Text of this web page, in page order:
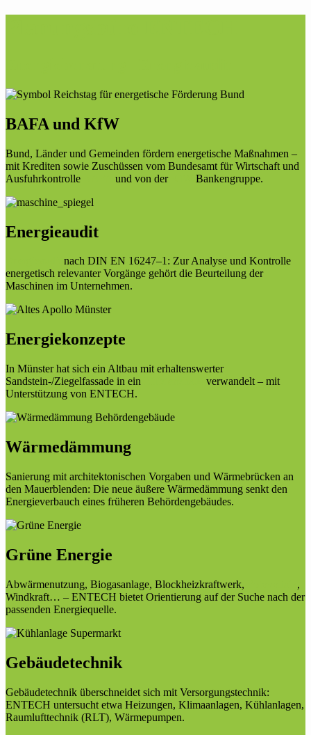
BAFA und KfW
Bund, Länder und Gemeinden fördern energetische Maßnahmen –
mit Krediten sowie Zuschüssen vom Bundesamt für Wirtschaft und
Ausfuhrkontrolle
und von der Bankengruppe.
Energieaudit
nach DIN EN 16247–1: Zur Analyse und Kontrolle
energetisch relevanter Vorgänge gehört die Beurteilung der
Maschinen im Unternehmen.
Energiekonzepte
In Münster hat sich ein Altbau mit erhaltenswerter
Sandstein-/Ziegelfassade in ein
verwandelt – mit
Unterstützung von ENTECH.
Wärmedämmung
Sanierung mit architektonischen Vorgaben und Wärmebrücken an
den Mauerblenden: Die neue äußere Wärmedämmung senkt den
Energieverbauch eines früheren Behördengebäudes.
Grüne Energie
Abwärmenutzung, Biogasanlage, Blockheizkraftwerk,
,
Windkraft… – ENTECH bietet Orientierung auf der Suche nach der
passenden Energiequelle.
Gebäudetechnik
Gebäudetechnik überschneidet sich mit Versorgungstechnik:
ENTECH untersucht etwa Heizungen, Klimaanlagen, Kühlanlagen,
Raumlufttechnik (RLT), Wärmepumpen.